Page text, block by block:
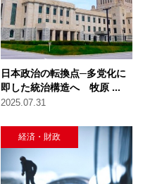
日本政治の転換点─多党化に
即した統治構造へ 牧原 ...
2025.07.31
経済・財政